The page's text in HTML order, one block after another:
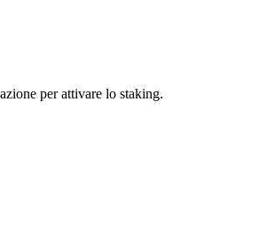
per attivare lo staking.